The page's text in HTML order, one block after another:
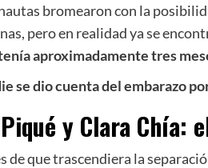
bromearon con la
pero en realidad ya se
aproximadamente tres
se dio cuenta del embarazo
y Clara Chía:
de que trascendiera la